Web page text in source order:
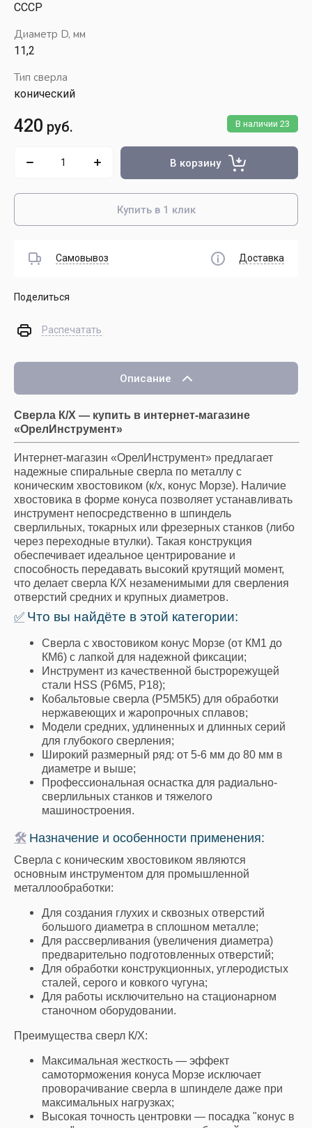
СССР
Диаметр D, мм
11,2
Тип сверла
конический
В наличии 23
420 руб.
В корзину
Купить в 1 клик
Самовывоз Доставка
Поделиться
Распечатать
Описание
Сверла К/Х — купить в интернет-магазине
«ОрелИнструмент»
Интернет-магазин «ОрелИнструмент» предлагает
надежные спиральные сверла по металлу с
коническим хвостовиком (к/х, конус Морзе). Наличие
хвостовика в форме конуса позволяет устанавливать
инструмент непосредственно в шпиндель
сверлильных, токарных или фрезерных станков (либо
через переходные втулки). Такая конструкция
обеспечивает идеальное центрирование и
способность передавать высокий крутящий момент,
что делает сверла К/Х незаменимыми для сверления
отверстий средних и крупных диаметров.
✅ Что вы найдёте в этой категории:
Сверла с хвостовиком конус Морзе (от КМ1 до
КМ6) с лапкой для надежной фиксации;
Инструмент из качественной быстрорежущей
стали HSS (Р6М5, Р18);
Кобальтовые сверла (Р5М5К5) для обработки
нержавеющих и жаропрочных сплавов;
Модели средних, удлиненных и длинных серий
для глубокого сверления;
Широкий размерный ряд: от 5-6 мм до 80 мм в
диаметре и выше;
Профессиональная оснастка для радиально-
сверлильных станков и тяжелого
машиностроения.
🛠 Назначение и особенности применения:
Сверла с коническим хвостовиком являются
основным инструментом для промышленной
металлообработки:
Для создания глухих и сквозных отверстий
большого диаметра в сплошном металле;
Для рассверливания (увеличения диаметра)
предварительно подготовленных отверстий;
Для обработки конструкционных, углеродистых
сталей, серого и ковкого чугуна;
Для работы исключительно на стационарном
станочном оборудовании.
Преимущества сверл К/Х:
Максимальная жесткость — эффект
самоторможения конуса Морзе исключает
проворачивание сверла в шпинделе даже при
максимальных нагрузках;
Высокая точность центровки — посадка "конус в